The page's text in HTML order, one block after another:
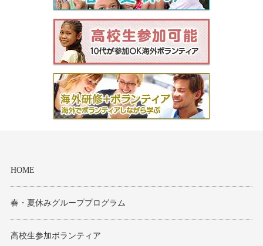
ニュージーランド
ネパール
ベトナム
モンゴル
ハンガリー
HOME
春・夏休みグループプログラム
高校生参加ボランティア